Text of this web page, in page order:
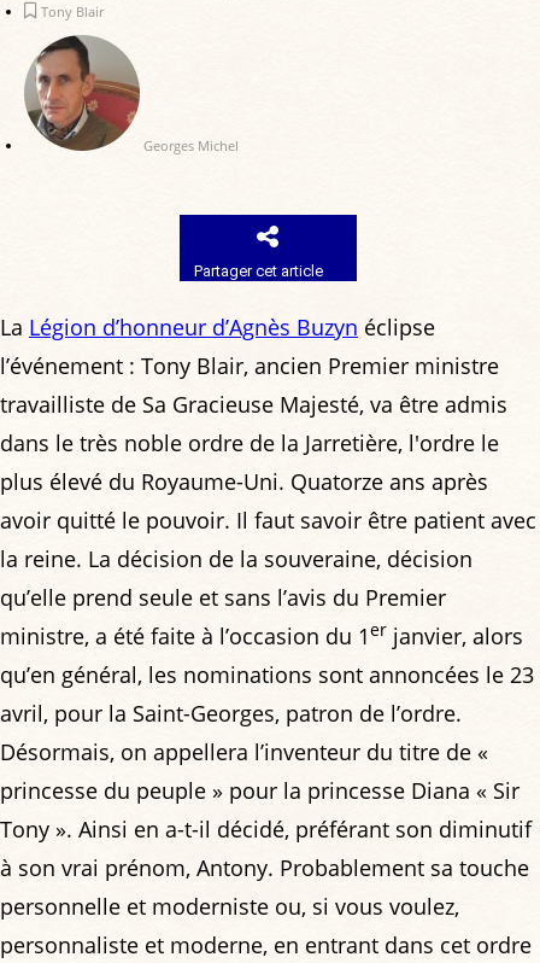
Tony Blair
Georges Michel
Partager cet article
La Légion d’honneur d’Agnès Buzyn éclipse
l’événement : Tony Blair, ancien Premier ministre
travailliste de Sa Gracieuse Majesté, va être admis
dans le très noble ordre de la Jarretière, l'ordre le
plus élevé du Royaume-Uni. Quatorze ans après
avoir quitté le pouvoir. Il faut savoir être patient avec
la reine. La décision de la souveraine, décision
qu’elle prend seule et sans l’avis du Premier
ministre, a été faite à l’occasion du 1er janvier, alors
qu’en général, les nominations sont annoncées le 23
avril, pour la Saint-Georges, patron de l’ordre.
Désormais, on appellera l’inventeur du titre de «
princesse du peuple » pour la princesse Diana « Sir
Tony ». Ainsi en a-t-il décidé, préférant son diminutif
à son vrai prénom, Antony. Probablement sa touche
personnelle et moderniste ou, si vous voulez,
personnaliste et moderne, en entrant dans cet ordre